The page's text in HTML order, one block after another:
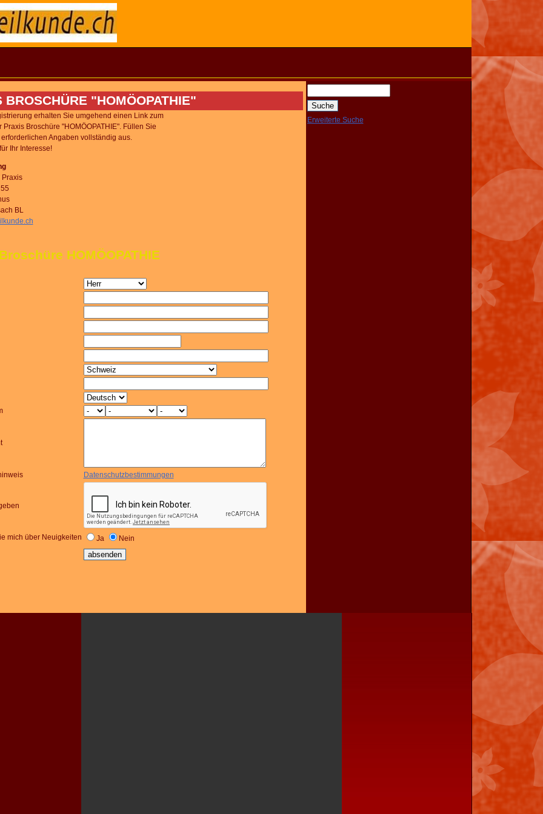
BROSCHÜRE "HOMÖOPATHIE"
erhalten Sie umgehend einen Link zum
Praxis Broschüre "HOMÖOPATHIE". Füllen Sie
Angaben vollständig aus.
Ihr Interesse!
Praxis
BL
HOMÖOPATHIE
Datenschutzbestimmungen
mich über Neuigkeiten Ja Nein
Erweiterte Suche